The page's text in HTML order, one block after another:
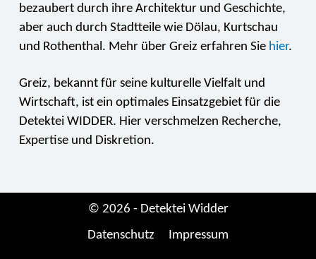
bezaubert durch ihre Architektur und Geschichte,
aber auch durch Stadtteile wie Dölau, Kurtschau
und Rothenthal. Mehr über Greiz erfahren Sie hier.
Greiz, bekannt für seine kulturelle Vielfalt und
Wirtschaft, ist ein optimales Einsatzgebiet für die
Detektei WIDDER. Hier verschmelzen Recherche,
Expertise und Diskretion.
© 2026 - Detektei Widder
Datenschutz
Impressum